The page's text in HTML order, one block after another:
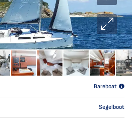
Bareboat
Segelboot